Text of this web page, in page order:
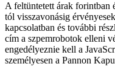
A feltüntetett árak forintban
tól visszavonásig
kapcsolatban és további
cím a szpemrobotok elleni
engedélyeznie kell a
személyesen a Pannon